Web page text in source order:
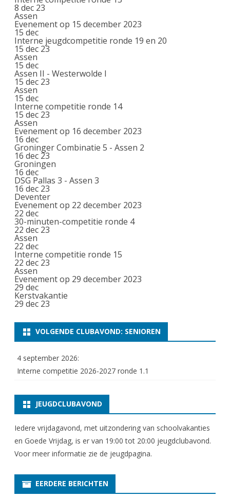
8 dec 23
Assen
Evenement op 15 december 2023
15 dec
Interne jeugdcompetitie ronde 19 en 20
15 dec 23
Assen
15 dec
Assen II - Westerwolde I
15 dec 23
Assen
15 dec
Interne competitie ronde 14
15 dec 23
Assen
Evenement op 16 december 2023
16 dec
Groninger Combinatie 5 - Assen 2
16 dec 23
Groningen
16 dec
DSG Pallas 3 - Assen 3
16 dec 23
Deventer
Evenement op 22 december 2023
22 dec
30-minuten-competitie ronde 4
22 dec 23
Assen
22 dec
Interne competitie ronde 15
22 dec 23
Assen
Evenement op 29 december 2023
29 dec
Kerstvakantie
29 dec 23
VOLGENDE CLUBAVOND: SENIOREN
4 september 2026:
Interne competitie 2026-2027 ronde 1.1
JEUGDCLUBAVOND
Iedere vrijdagavond, met uitzondering van schoolvakanties
en Goede Vrijdag, is er van 19:00 tot 20:00 jeugdclubavond.
Voor meer informatie zie de jeugdpagina.
EERDERE BERICHTEN